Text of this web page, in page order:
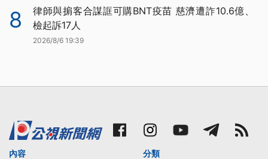
8
律師與掮客合謀誆可購BNT疫苗 慈濟遭詐10.6億、
檢起訴17人
2026/8/6 19:39
內容
分類